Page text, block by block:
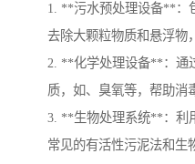
1. **污水预处理设备**：
去除大颗粒物质和悬浮物
2. **化学处理设备**：通
质，如、臭氧等，帮助消
3. **生物处理系统**：利
常见的有活性污泥法和生